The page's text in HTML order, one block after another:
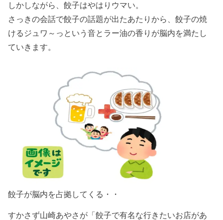
しかしながら、餃子はやはりウマい。
さっきの会話で餃子の話題が出たあたりから、餃子の焼
けるジュワ～っという音とラー油の香りが脳内を満たし
ていきます。
餃子が脳内を占拠してくる・・
すかさず山崎あやさが「餃子で有名な行きたいお店があ